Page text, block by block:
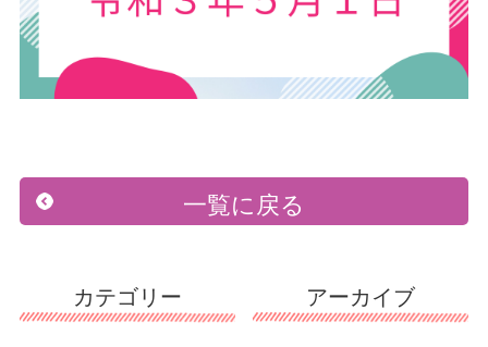
カテゴリー アーカイブ
一覧に戻る